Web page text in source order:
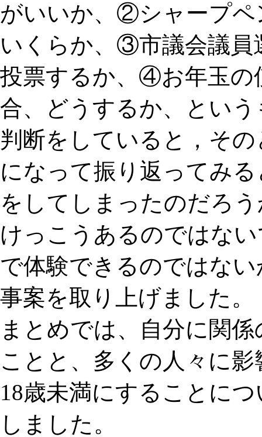
がいいか、②シャープペ
いくらか、③市議会議員
投票するか、④お年玉の
合、どうするか、とい
判断をしていると，そ
になって振り返ってみ
をしてしまったのだろ
けっこうあるのではな
で体験できるのではな
事案を取り上げました。
まとめでは、自分に関
ことと、多くの人々に
18歳未満にすることに
しました。